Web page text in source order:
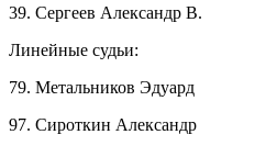
39. Сергеев Александр В.
Линейные судьи:
79. Метальников Эдуард
97. Сироткин Александр